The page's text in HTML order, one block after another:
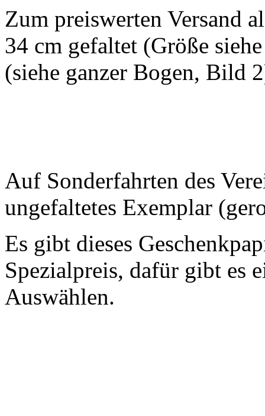
Zum preiswerten Versand
34 cm gefaltet (Größe
(siehe ganzer Bogen, Bild
Auf Sonderfahrten des
ungefaltetes Exemplar
Es gibt dieses
Spezialpreis, dafür gibt es
Auswählen.